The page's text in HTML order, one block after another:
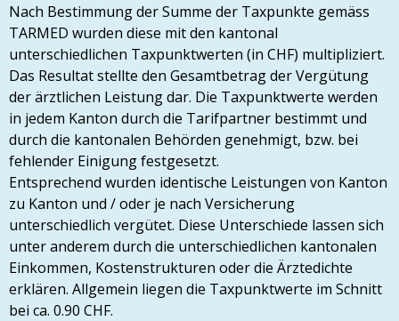
Nach Bestimmung der Summe der Taxpunkte gemäss
TARMED wurden diese mit den kantonal
unterschiedlichen Taxpunktwerten (in CHF) multipliziert.
Das Resultat stellte den Gesamtbetrag der Vergütung
der ärztlichen Leistung dar. Die Taxpunktwerte werden
in jedem Kanton durch die Tarifpartner bestimmt und
durch die kantonalen Behörden genehmigt, bzw. bei
fehlender Einigung festgesetzt.
Entsprechend wurden identische Leistungen von Kanton
zu Kanton und / oder je nach Versicherung
unterschiedlich vergütet. Diese Unterschiede lassen sich
unter anderem durch die unterschiedlichen kantonalen
Einkommen, Kostenstrukturen oder die Ärztedichte
erklären. Allgemein liegen die Taxpunktwerte im Schnitt
bei ca. 0.90 CHF.